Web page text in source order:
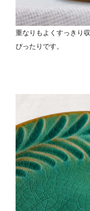
重なりもよくすっきり
ぴったりです。